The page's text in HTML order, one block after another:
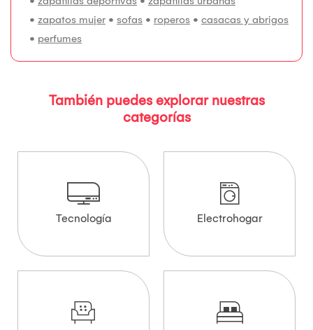
• zapatos mujer • sofas • roperos • casacas y abrigos
• perfumes
También puedes explorar nuestras
categorías
Tecnología Electrohogar